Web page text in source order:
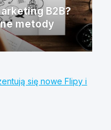
B2B?
metody
się nowe Flipy i